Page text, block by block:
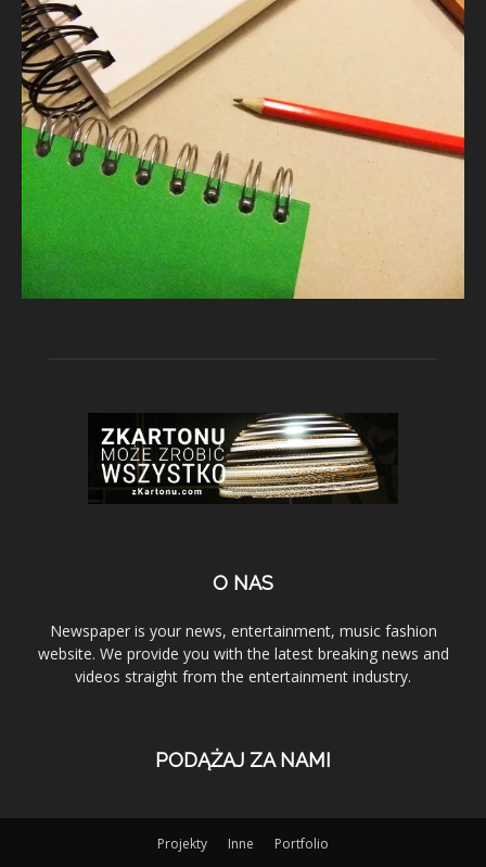
O NAS
Newspaper is your news, entertainment, music fashion
website. We provide you with the latest breaking news and
videos straight from the entertainment industry.
PODĄŻAJ ZA NAMI
Projekty Inne Portfolio